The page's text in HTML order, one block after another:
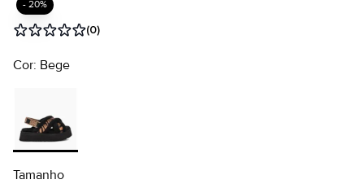
- 20%
(0)
Cor: Bege
Tamanho